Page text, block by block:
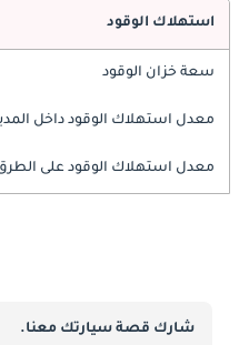
استهلاك الوقود
سعة خزان الوقود
معدل استهلاك الوقود داخل
معدل استهلاك الوقود على
شارك قصة سيارتك معنا.